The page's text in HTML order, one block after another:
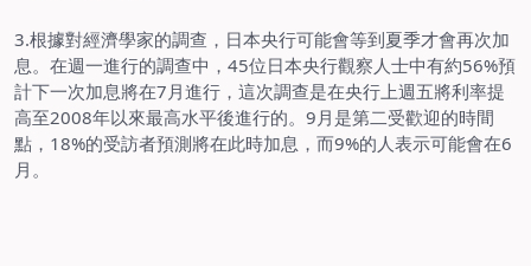
3.根據對經濟學家的調查，日本央行可能會等到夏季才會再次加
息。在週一進行的調查中， 45位日本央行觀察人士中有約56%預
計下一次加息將在7 月進行，這次調查是在央行上週五將利率提
高至2008年以來最高水平後進行的。 9 月是第二受歡迎的時間
點， 18%的受訪者預測將在此時加息，而9%的人表示可能會在6
月。